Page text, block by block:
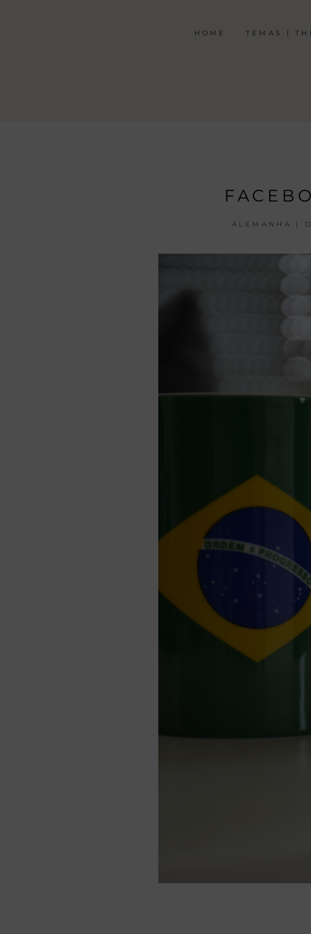
HOME TEMAS |
ALEMANHA |